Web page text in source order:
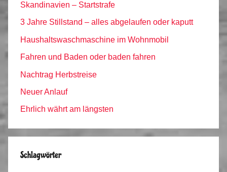
Skandinavien – Startstrafe
3 Jahre Stillstand – alles abgelaufen oder kaputt
Haushaltswaschmaschine im Wohnmobil
Fahren und Baden oder baden fahren
Nachtrag Herbstreise
Neuer Anlauf
Ehrlich währt am längsten
Schlagwörter